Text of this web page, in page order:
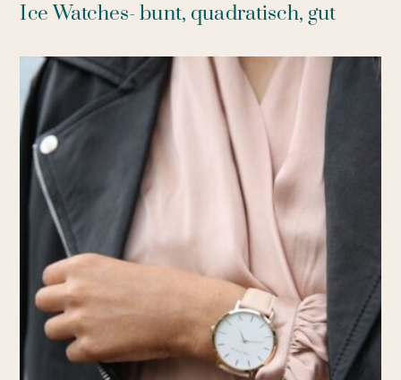
Ice Watches- bunt, quadratisch, gut